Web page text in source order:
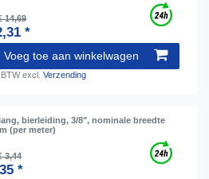
14,69
*
Voeg toe aan winkelwagen
excl.Verzending
bierleiding, 3/8", nominale breedte
(per meter)
3,44
*